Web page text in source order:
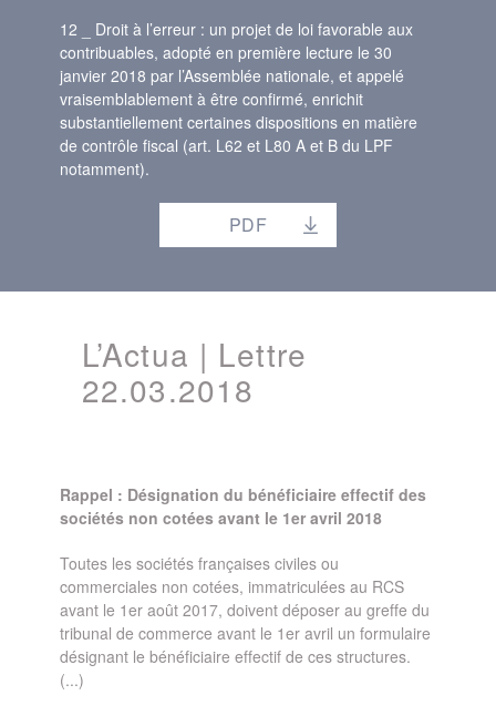
12 _ Droit à l’erreur : un projet de loi favorable aux
contribuables, adopté en première lecture le 30
janvier 2018 par l’Assemblée nationale, et appelé
vraisemblablement à être confirmé, enrichit
substantiellement certaines dispositions en matière
de contrôle fiscal (art. L62 et L80 A et B du LPF
notamment).
PDF
L’Actua | Lettre
22.03.2018
Rappel : Désignation du bénéficiaire effectif des
sociétés non cotées avant le 1er avril 2018
Toutes les sociétés françaises civiles ou
commerciales non cotées, immatriculées au RCS
avant le 1er août 2017, doivent déposer au greffe du
tribunal de commerce avant le 1er avril un formulaire
désignant le bénéficiaire effectif de ces structures.
(...)